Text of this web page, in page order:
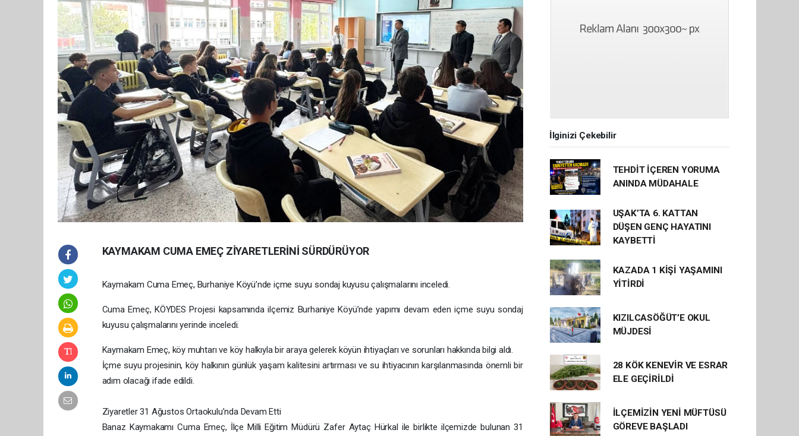
KAYMAKAM CUMA EMEÇ ZİYARETLERİNİ SÜRDÜRÜYOR
Kaymakam Cuma Emeç, Burhaniye Köyü’nde içme suyu sondaj kuyusu çalışmalarını inceledi.
Cuma Emeç, KÖYDES Projesi kapsamında ilçemiz Burhaniye Köyü’nde yapımı devam eden içme suyu sondaj
kuyusu çalışmalarını yerinde inceledi.
Kaymakam Emeç, köy muhtarı ve köy halkıyla bir araya gelerek köyün ihtiyaçları ve sorunları hakkında bilgi aldı.
İçme suyu projesinin, köy halkının günlük yaşam kalitesini artırması ve su ihtiyacının karşılanmasında önemli bir
adım olacağı ifade edildi.
Ziyaretler 31 Ağustos Ortaokulu’nda Devam Etti
Banaz Kaymakamı Cuma Emeç, İlçe Milli Eğitim Müdürü Zafer Aytaç Hürkal ile birlikte ilçemizde bulunan 31
İlginizi Çekebilir
TEHDİT İÇEREN YORUMA
ANINDA MÜDAHALE
UŞAK’TA 6. KATTAN
DÜŞEN GENÇ HAYATINI
KAYBETTİ
KAZADA 1 KİŞİ YAŞAMINI
YİTİRDİ
KIZILCASÖĞÜT’E OKUL
MÜJDESİ
28 KÖK KENEVİR VE ESRAR
ELE GEÇİRİLDİ
İLÇEMİZİN YENİ MÜFTÜSÜ
GÖREVE BAŞLADI